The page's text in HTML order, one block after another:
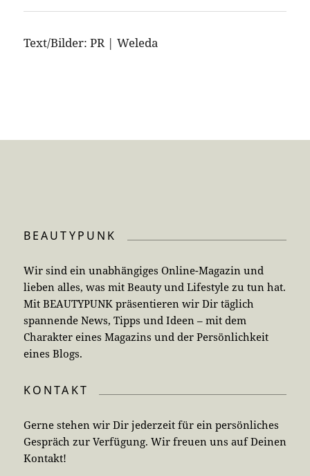
Text/Bilder: PR | Weleda
BEAUTYPUNK
Wir sind ein unabhängiges Online-Magazin und
lieben alles, was mit Beauty und Lifestyle zu tun hat.
Mit BEAUTYPUNK präsentieren wir Dir täglich
spannende News, Tipps und Ideen – mit dem
Charakter eines Magazins und der Persönlichkeit
eines Blogs.
KONTAKT
Gerne stehen wir Dir jederzeit für ein persönliches
Gespräch zur Verfügung. Wir freuen uns auf Deinen
Kontakt!